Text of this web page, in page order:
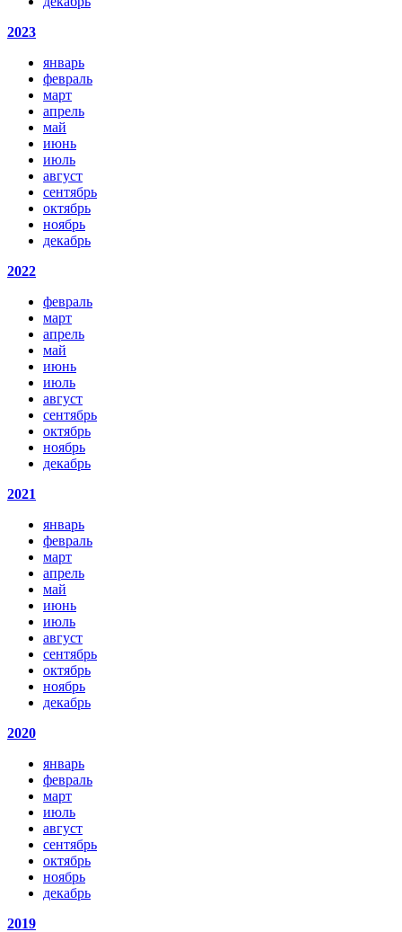
2023
январь
февраль
март
апрель
май
июнь
июль
август
сентябрь
октябрь
ноябрь
декабрь
2022
февраль
март
апрель
май
июнь
июль
август
сентябрь
октябрь
ноябрь
декабрь
2021
январь
февраль
март
апрель
май
июнь
июль
август
сентябрь
октябрь
ноябрь
декабрь
2020
январь
февраль
март
июль
август
сентябрь
октябрь
ноябрь
декабрь
2019